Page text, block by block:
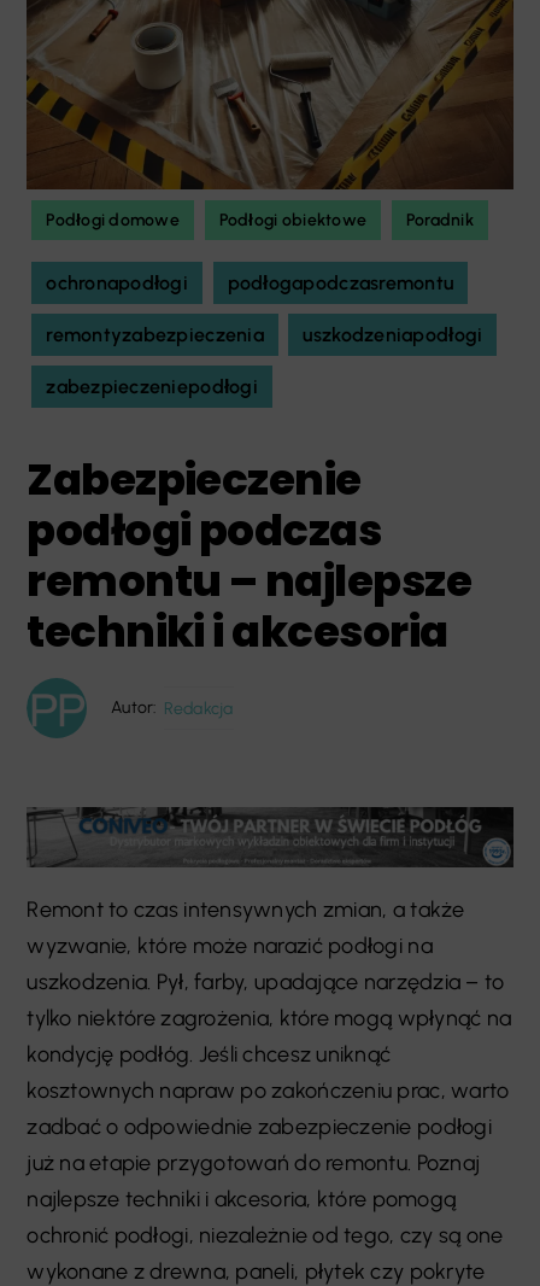
Podłogi domowe Podłogi obiektowe Poradnik
ochronapodłogi podłogapodczasremontu
remontyzabezpieczenia uszkodzeniapodłogi
zabezpieczeniepodłogi
Zabezpieczenie
podłogi podczas
remontu – najlepsze
techniki i akcesoria
Autor: Redakcja
Remont to czas intensywnych zmian, a także
wyzwanie, które może narazić podłogi na
uszkodzenia. Pył, farby, upadające narzędzia – to
tylko niektóre zagrożenia, które mogą wpłynąć na
kondycję podłóg. Jeśli chcesz uniknąć
kosztownych napraw po zakończeniu prac, warto
zadbać o odpowiednie zabezpieczenie podłogi
już na etapie przygotowań do remontu. Poznaj
najlepsze techniki i akcesoria, które pomogą
ochronić podłogi, niezależnie od tego, czy są one
wykonane z drewna, paneli, płytek czy pokryte